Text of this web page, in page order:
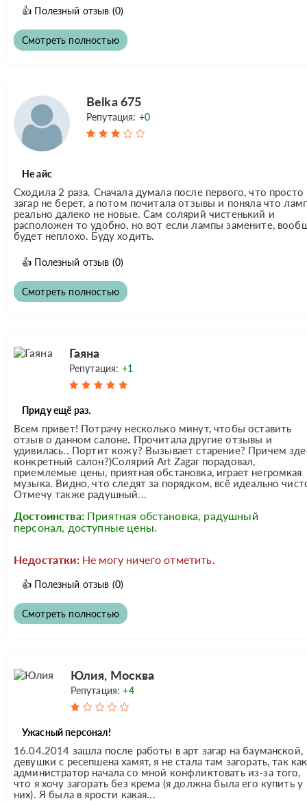
👍 Полезный отзыв (0)
Смотреть полностью
Belka 675
Репутация: +0
Не айс
Сходила 2 раза. Сначала думала после первого, что просто
загар не берет, а потом почитала отзывы и поняла что
реально далеко не новые. Сам солярий чистенький и
расположен то удобно, но вот если лампы замените,
будет неплохо. Буду ходить.
👍 Полезный отзыв (0)
Смотреть полностью
Гаяна
Репутация: +1
Приду ещё раз.
Всем привет! Потрачу несколько минут, чтобы оставить
отзыв о данном салоне. Прочитала другие отзывы и
удивилась.. Портит кожу? Вызывает старение? Причем
конкретный салон?)Солярий Art Zagar порадовал,
приемлемые цены, приятная обстановка, играет негромкая
музыка. Видно, что следят за порядком, всё идеально
Отмечу также радушный...
Достоинства: Приятная обстановка, радушный
персонал, доступные цены.
Недостатки: Не могу ничего отметить.
👍 Полезный отзыв (0)
Смотреть полностью
Юлия, Москва
Репутация:+4
Ужасный персонал!
16.04.2014 зашла после работы в арт загар на бауманской,
девушки с ресепшена хамят, я не стала там загорать, так как
администратор начала со мной конфликтовать из-за того,
что я хочу загорать без крема (я должна была его купить у
них). Я была в ярости какая...